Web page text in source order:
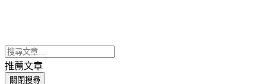
推薦文章
關閉搜尋